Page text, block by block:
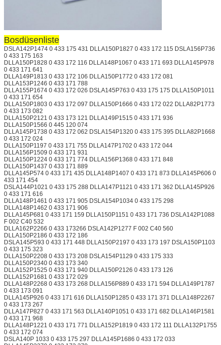
Bosdüsenliste
DSLA142P1474 0 433 175 431 DLLA150P1827 0 433 172 115 DSLA156P736
0 433 175 163
DLLA150P1828 0 433 172 116 DLLA148P1067 0 433 171 693 DLLA145P978
0 433 171 641
DLLA149P1813 0 433 172 106 DLLA150P1772 0 433 172 081
DLLA153P1246 0 433 171 788
DLLA155P1674 0 433 172 026 DSLA145P763 0 433 175 175 DLLA150P1011
0 433 171 654
DLLA150P1803 0 433 172 097 DLLA150P1666 0 433 172 022 DLLA82P1773
0 433 173 082
DLLA150P2121 0 433 173 121 DLLA149P1515 0 433 171 936
DLLA150P1566 0 445 120 074
DLLA145P1738 0 433 172 062 DSLA154P1320 0 433 175 395 DLLA82P1668
0 433 172 024
DLLA150P1197 0 433 171 755 DLLA147P1702 0 433 172 044
DLLA156P1509 0 433 171 931
DLLA150P1224 0 433 171 774 DLLA156P1368 0 433 171 848
DLLA150P1437 0 433 171 889
DLLA145P574 0 433 171 435 DLLA148P1407 0 433 171 873 DLLA145P606 0
433 171 454
DSLA144P1021 0 433 175 288 DLLA147P1121 0 433 171 362 DLLA145P926
0 433 171 616
DLLA148P1461 0 433 171 905 DSLA154P1034 0 433 175 298
DLLA148P1462 0 433 171 906
DLLA145P681 0 433 171 159 DLLA150P1151 0 433 171 736 DSLA142P1088
F 002 C40 532
DLLA162P2266 0 433 173266 DSLA142P1277 F 002 C40 560
DLLA150P2186 0 433 172 186
DSLA145P593 0 433 171 448 DLLA150P2197 0 433 173 197 DSLA150P1103
0 433 175 323
DLLA150P2208 0 433 173 208 DSLA154P1129 0 433 175 333
DLLA150P2340 0 433 173 340
DLLA152P1525 0 433 171 940 DLLA150P2126 0 433 173 126
DLLA152P1681 0 433 172 029
DLLA148P2268 0 433 173 268 DLLA156P889 0 433 171 594 DLLA149P1787
0 433 173 091
DLLA145P926 0 433 171 616 DLLA150P1285 0 433 171 371 DLLA148P2267
0 433 173 267
DLLA147P827 0 433 171 563 DLLA140P1051 0 433 171 682 DLLA146P1581
0 433 171 968
DLLA148P1221 0 433 171 771 DLLA152P1819 0 433 172 111 DLLA132P1755
0 433 172 074
DSLA140P 1033 0 433 175 297 DLLA145P1686 0 433 172 033